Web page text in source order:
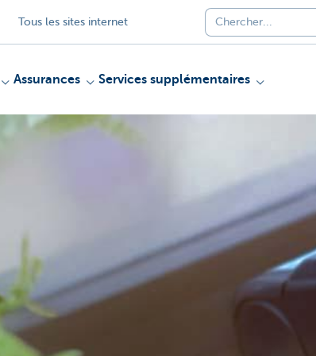
Tous les sites internet
Assurances Services supplémentaires